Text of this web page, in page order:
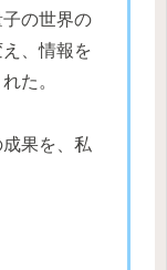
の世界の
、情報を
た。
果を、私